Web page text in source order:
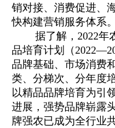
销对接、消费促进、
快构建营销服务体系。
据了解，2022年农
品培育计划（
品牌基础、市场消费
类、分梯次、分年度
以精品品牌培育为引
进展，强势品牌崭露
牌强农已成为全行业